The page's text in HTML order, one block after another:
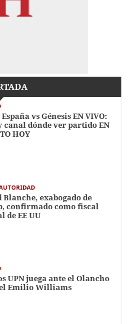
vs Génesis EN VIVO:
canal dónde ver partido EN
HOY
Blanche, exabogado de
confirmado como fiscal
de EE UU
UPN juega ante el Olancho
el Emilio Williams